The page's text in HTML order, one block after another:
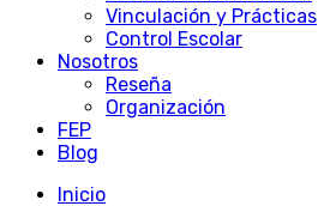
Vinculación y Prácticas
Control Escolar
Nosotros
Reseña
Organización
FEP
Blog
Inicio